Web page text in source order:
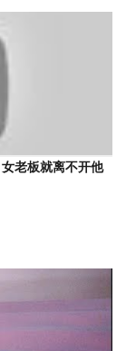
老板就离不开他